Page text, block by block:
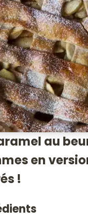
au
en
!